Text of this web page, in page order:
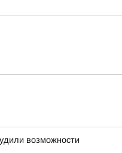
возможности